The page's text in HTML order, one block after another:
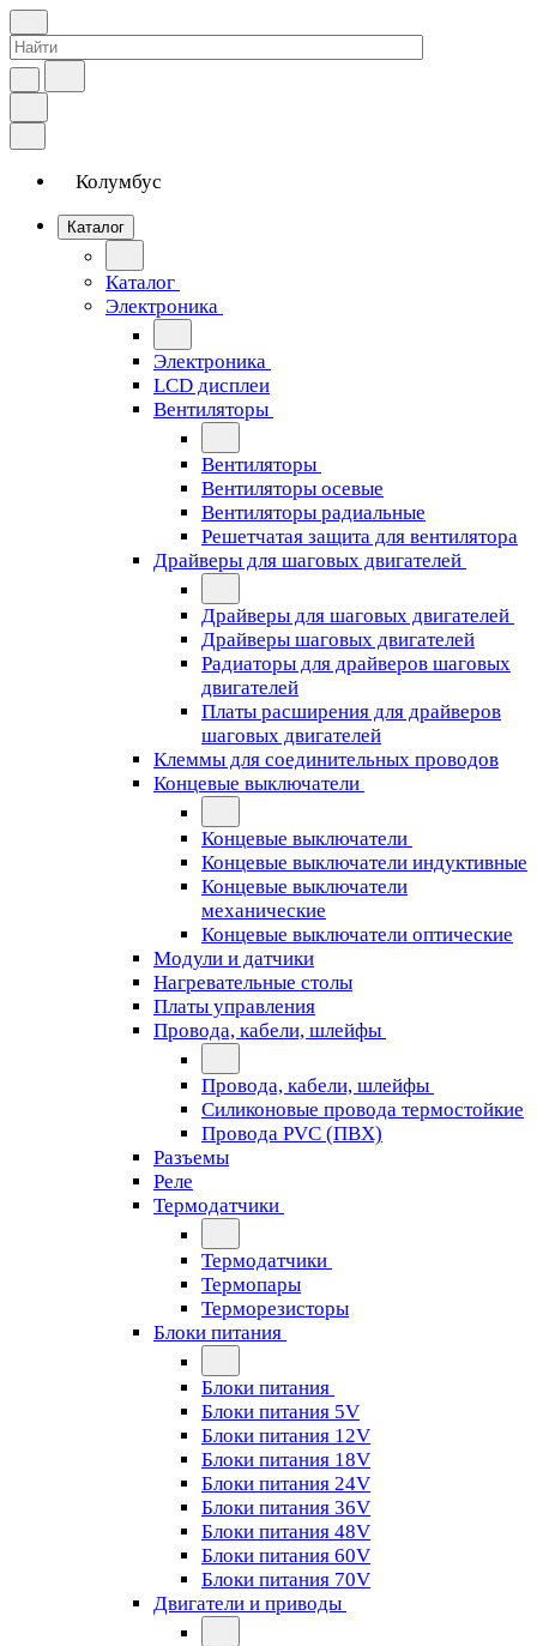
Колумбус
Каталог
Каталог
Электроника
Электроника
LCD дисплеи
Вентиляторы
Вентиляторы
Вентиляторы осевые
Вентиляторы радиальные
Решетчатая защита для вентилятора
Драйверы для шаговых двигателей
Драйверы для шаговых двигателей
Драйверы шаговых двигателей
Радиаторы для драйверов шаговых
двигателей
Платы расширения для драйверов
шаговых двигателей
Клеммы для соединительных проводов
Концевые выключатели
Концевые выключатели
Концевые выключатели индуктивные
Концевые выключатели
механические
Концевые выключатели оптические
Модули и датчики
Нагревательные столы
Платы управления
Провода, кабели, шлейфы
Провода, кабели, шлейфы
Силиконовые провода термостойкие
Провода PVC (ПВХ)
Разъемы
Реле
Термодатчики
Термодатчики
Термопары
Терморезисторы
Блоки питания
Блоки питания
Блоки питания 5V
Блоки питания 12V
Блоки питания 18V
Блоки питания 24V
Блоки питания 36V
Блоки питания 48V
Блоки питания 60V
Блоки питания 70V
Двигатели и приводы